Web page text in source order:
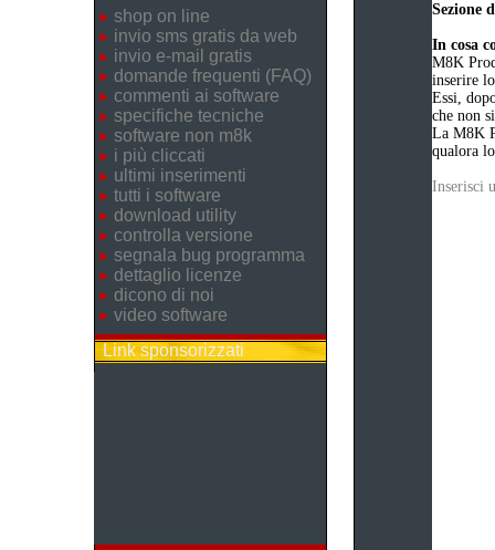
shop on line
invio sms gratis da web
invio e-mail gratis
domande frequenti (FAQ)
commenti ai software
specifiche tecniche
software non m8k
i più cliccati
ultimi inserimenti
tutti i software
download utility
controlla versione
segnala bug programma
dettaglio licenze
dicono di noi
video software
Link sponsorizzati
Sezione
In cosa
M8K
inserire
Essi,
che non
La M8K
qualora
Inserisci